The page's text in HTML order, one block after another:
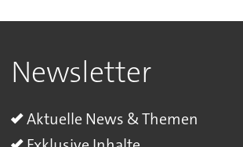
Newsletter
Aktuelle News & Themen